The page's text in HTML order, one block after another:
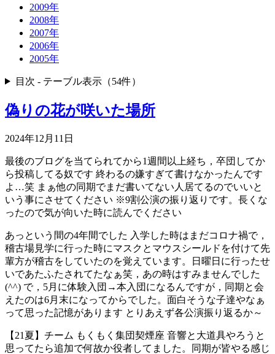
2009年
2008年
2007年
2006年
2005年
目次 - テーブル表示（54件）
偽りの花が咲いた場所
2024年12月11日
最後のブログを当てられてから1週間以上経ち，卒団してか
ら投稿してる奴です 終わるの嫌すぎて書けなかったんです
よ…笑 まぁ他の同期でまだ書いてない人居てるのでいいと
いう事にさせてください ※9割公演の振り返りです。長くな
ったので気が向いた時に読んでください
あっという間の4年間でした 入学した時はまだコロナ禍で，
稽古場見学に行った時にマスクとマウスシールドを付けて先
輩方が稽古をしていたのを覚えています。日曜日に行ったせ
いであたふたされてたなぁ笑，あの時はすみませんでした
(^^) で，5月に体験入団→本入団になるんですが，同期と会
えたのは6月末になってからでした。面白そうな子達やなぁ
って思った記憶があります とりあえず各公演振り返るか～
【21夏】チーム もくもく集団契煙座 音響と大道具やろうと
思ってたら追加で何故か役者してました。同期が皆やる感じ